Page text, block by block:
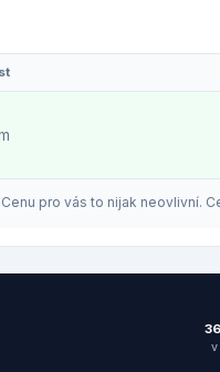
pro vás to nijak neovlivní.
v